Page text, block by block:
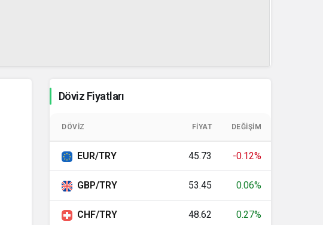
Döviz Fiyatları
DÖVIZ FIYAT DEĞIŞIM
EUR/TRY 45.73 -0.12%
GBP/TRY 53.45 0.06%
CHF/TRY 48.62 0.27%